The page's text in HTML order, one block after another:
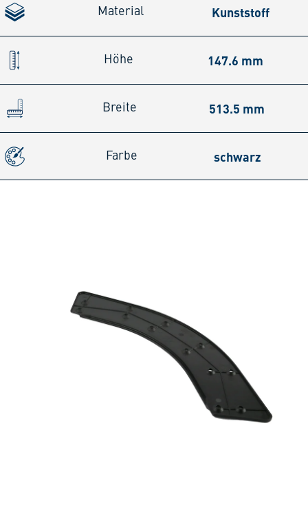
Material Kunststoff
Höhe 147.6 mm
Breite 513.5 mm
Farbe schwarz